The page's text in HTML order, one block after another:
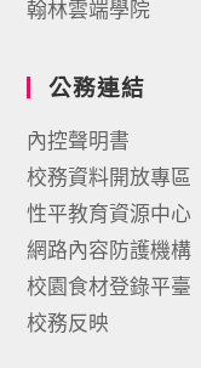
翰林雲端學院
公務連結
內控聲明書
校務資料開放專區
性平教育資源中心
網路內容防護機構
校園食材登錄平臺
校務反映